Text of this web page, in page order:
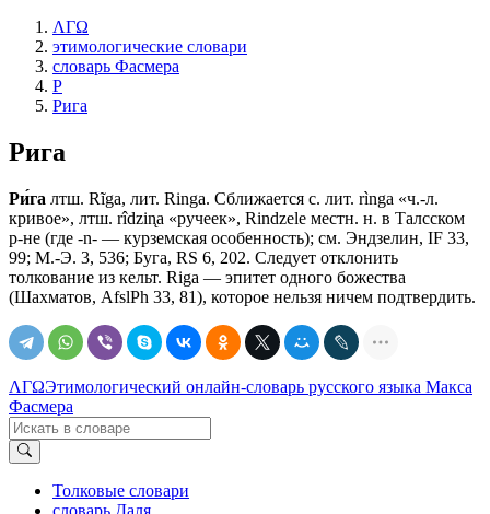
ΛΓΩ
этимологические словари
словарь Фасмера
Р
Рига
Рига
Ри́га лтш. Rĩga, лит. Ringa. Сближается с. лит. rìngа «ч.-л.
кривое», лтш. rîdzin̨а «ручеек», Rindzele местн. н. в Талсском
р-не (где -n- — курземская особенность); см. Эндзелин, IF 33,
99; М.-Э. 3, 536; Буга, RS 6, 202. Следует отклонить
толкование из кельт. Rigа — эпитет одного божества
(Шахматов, AfslPh 33, 81), которое нельзя ничем подтвердить.
ΛΓΩЭтимологический онлайн-словарь русского языка Макса
Фасмера
Толковые словари